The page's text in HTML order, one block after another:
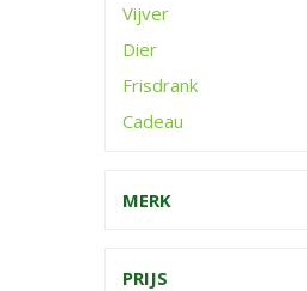
Vijver
Dier
Frisdrank
Cadeau
MERK
PRIJS